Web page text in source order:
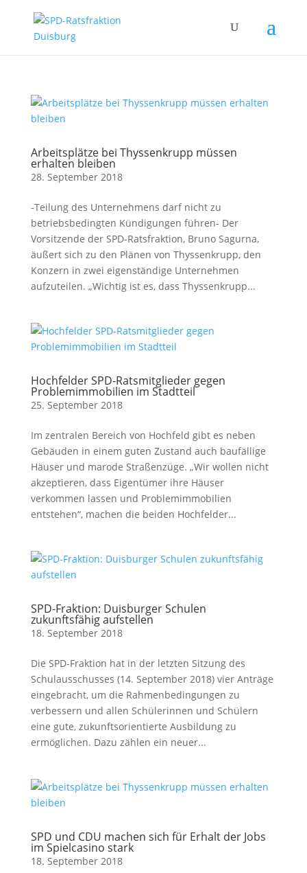
Arbeitsplätze bei Thyssenkrupp müssen
erhalten bleiben
28. September 2018
-Teilung des Unternehmens darf nicht zu
betriebsbedingten Kündigungen führen- Der
Vorsitzende der SPD-Ratsfraktion, Bruno Sagurna,
äußert sich zu den Plänen von Thyssenkrupp, den
Konzern in zwei eigenständige Unternehmen
aufzuteilen. „Wichtig ist es, dass Thyssenkrupp...
Hochfelder SPD-Ratsmitglieder gegen
Problemimmobilien im Stadtteil
25. September 2018
Im zentralen Bereich von Hochfeld gibt es neben
Gebäuden in einem guten Zustand auch baufällige
Häuser und marode Straßenzüge. „Wir wollen nicht
akzeptieren, dass Eigentümer ihre Häuser
verkommen lassen und Problemimmobilien
entstehen“, machen die beiden Hochfelder...
SPD-Fraktion: Duisburger Schulen
zukunftsfähig aufstellen
18. September 2018
Die SPD-Fraktion hat in der letzten Sitzung des
Schulausschusses (14. September 2018) vier Anträge
eingebracht, um die Rahmenbedingungen zu
verbessern und allen Schülerinnen und Schülern
eine gute, zukunftsorientierte Ausbildung zu
ermöglichen. Dazu zählen ein neuer...
SPD und CDU machen sich für Erhalt der Jobs
im Spielcasino stark
18. September 2018